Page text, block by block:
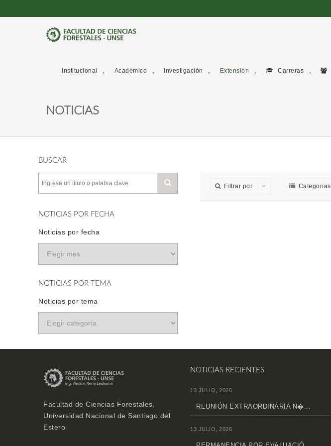
Institucional Académico Investigación Extensión Carreras
NOTICIAS
BUSCAR
NOTICIAS POR FECHA
Noticias por fecha
NOTICIAS POR TEMA
Noticias por tema
Filtrar por Categorias
Facultad de Ciencias Forestales,
Universidad Nacional de Santiago del
Estero
NOTICIAS RECIENTES
13 JULIO, 2026
REUNIÓN EXTRAORDINARIA N�...
13 JULIO, 2026